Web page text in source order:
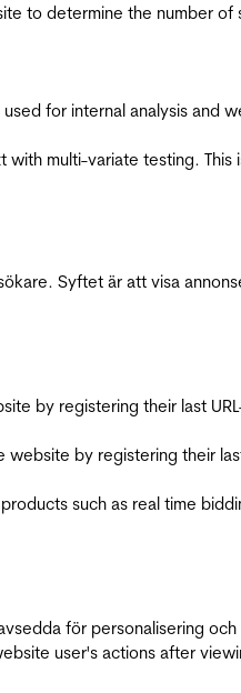
to determine the number
for internal analysis and
with multi-variate testing.
Syftet är att visa
by registering their last
by registering their
such as real time
för personalisering
user's actions after